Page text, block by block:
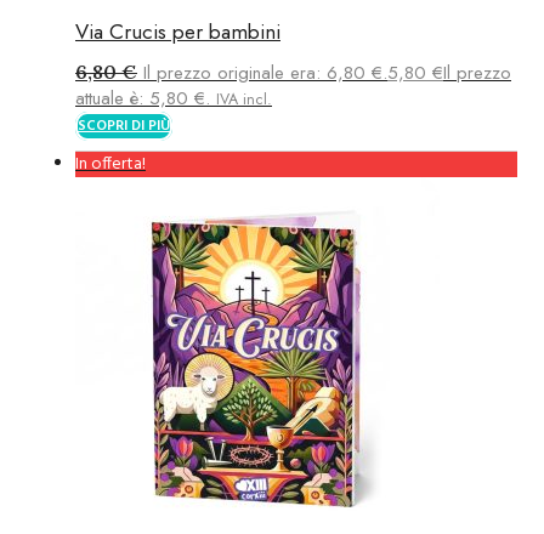
Via Crucis per bambini
6,80€ Il prezzo originale era: 6,80 €.5,80 €Il prezzo
attuale è: 5,80 €. IVA incl.
SCOPRI DI PIÙ
In offerta!